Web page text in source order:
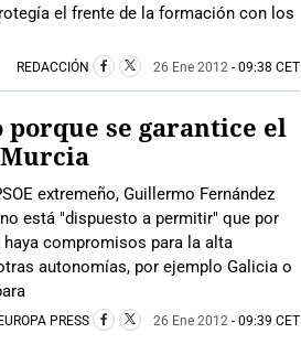
el frente de la formación con los
REDACCIÓN 26 Ene 2012 - 09:38 CET
porque se garantice el
extremeño, Guillermo Fernández
está "dispuesto a permitir" que por
compromisos para la alta
autonomías, por ejemplo Galicia o
PRESS 26 Ene 2012 - 09:39 CET